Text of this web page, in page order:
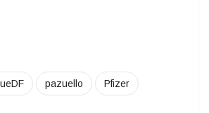
pazuello Pfizer